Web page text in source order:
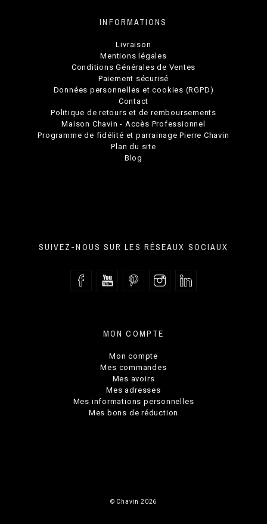
INFORMATIONS
Livraison
Mentions légales
Conditions Générales de Ventes
Paiement sécurisé
Données personnelles et cookies (RGPD)
Contact
Politique de retours et de remboursements
Maison Chavin - Accès Professionnel
Programme de fidélité et parrainage Pierre Chavin
Plan du site
Blog
SUIVEZ-NOUS SUR LES RÉSEAUX SOCIAUX
MON COMPTE
Mon compte
Mes commandes
Mes avoirs
Mes adresses
Mes informations personnelles
Mes bons de réduction
© Chavin 2026